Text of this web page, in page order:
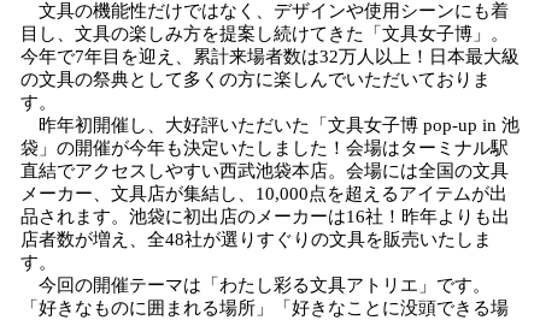
文具の機能性だけではなく、デザインや使用シーンにも着
目し、文具の楽しみ方を提案し続けてきた「文具女子博」。
今年で7年目を迎え、累計来場者数は32万人以上！日本最大級
の文具の祭典として多くの方に楽しんでいただいておりま
す。
昨年初開催し、大好評いただいた「文具女子博 pop-up in 池
袋」の開催が今年も決定いたしました！会場はターミナル駅
直結でアクセスしやすい西武池袋本店。会場には全国の文具
メーカー、文具店が集結し、10,000点を超えるアイテムが出
品されます。池袋に初出店のメーカーは16社！昨年よりも出
店者数が増え、全48社が選りすぐりの文具を販売いたしま
す。
今回の開催テーマは「わたし彩る文具アトリエ」です。
「好きなものに囲まれる場所」「好きなことに没頭できる場